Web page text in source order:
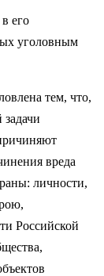
его
уголовным
тем, что,
вреда
личности,
Российской